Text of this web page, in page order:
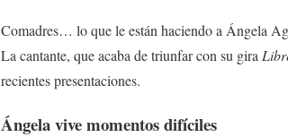
Comadres… lo que le están haciendo a Ángela
La cantante, que acaba de triunfar con su gira
recientes presentaciones.
Ángela vive momentos difíciles